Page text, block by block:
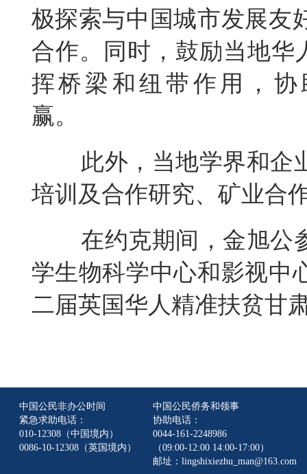
极探索与中国城市发展友
合作。同时，鼓励当地华
挥桥梁和纽带作用，
赢。
此外，当地学界和企
培训及合作研究、矿业合
在约克期间，金旭公
学生物科学中心和影视中
二届英国华人精准扶贫甘
中国公民非办公时间
紧急求助电话：
010-12308（中国境内）
0086-10-12308（英国境内）
中国公民侨务和领事
协助电话：
0044-161-2248986
（09:00-12:00 14:00-17:00）
邮址：lingshixiezhu_man@163.com